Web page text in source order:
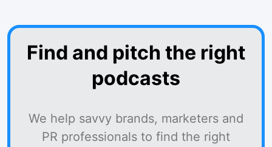
Find and pitch the right
podcasts
We help savvy brands, marketers and
PR professionals to find the right